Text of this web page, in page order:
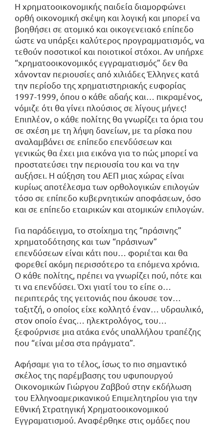
Η χρηματοοικονομικής παιδεία διαμορφώνει
ορθή οικονομική σκέψη και λογική και μπορεί να
βοηθήσει σε ατομικό και οικογενειακό επίπεδο
ώστε να υπάρξει καλύτερος προγραμματισμός, να
τεθούν ποσοτικοί και ποιοτικοί στόχοι. Αν υπήρχε
“χρηματοοικονομικός εγγραματισμός” δεν θα
χάνονταν περιουσίες από χιλιάδες Έλληνες κατά
την περίοδο της χρηματιστηριακής ευφορίας
1997-1999, όπου ο κάθε αδαής και… πικραμένος,
νόμιζε ότι θα γίνει πλούσιος σε λίγους μήνες!
Επιπλέον, ο κάθε πολίτης θα γνωρίζει τα όρια του
σε σχέση με τη λήψη δανείων, με τα ρίσκα που
αναλαμβάνει σε επίπεδο επενδύσεων και
γενικώς θα έχει μια εικόνα για το πώς μπορεί να
προστατεύσει την περιουσία του και να την
αυξήσει. Η αύξηση του ΑΕΠ μιας χώρας είναι
κυρίως αποτέλεσμα των ορθολογικών επιλογών
τόσο σε επίπεδο κυβερνητικών αποφάσεων, όσο
και σε επίπεδο εταιρικών και ατομικών επιλογών.
Για παράδειγμα, το στοίχημα της “πράσινης”
χρηματοδότησης και των “πράσινων”
επενδύσεων είναι κάτι που… φοριέται και θα
φορεθεί ακόμη περισσότερο τα επόμενα χρόνια.
Ο κάθε πολίτης, πρέπει να γνωρίζει πού, πότε και
τι να επενδύσει. Όχι γιατί του το είπε ο…
περιπτεράς της γειτονιάς που άκουσε τον…
ταξιτζή, ο οποίος είχε κολλητό έναν… υδραυλικό,
στον οποίο ένας… ηλεκτρολόγος, του…
ξεφούρνισε μια ατάκα ενός υπαλλήλου τραπέζης
που “είναι μέσα στα πράγματα”.
Αφήσαμε για το τέλος, ίσως το πιο σημαντικό
σκέλος της παρέμβασης του υφυπουργού
Οικονομικών Γιώργου Ζαββού στην εκδήλωση
του Ελληνοαμερικανικού Επιμελητηρίου για την
Εθνική Στρατηγική Χρηματοοικονομικού
Εγγραματισμού. Αναφέρθηκε στις ομάδες που